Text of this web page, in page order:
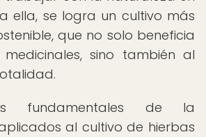
ella, se logra un cultivo más
que no solo beneficia
sino también al
fundamentales de la
al cultivo de hierbas